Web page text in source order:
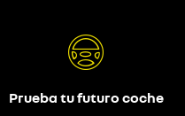
Prueba tu futuro coche